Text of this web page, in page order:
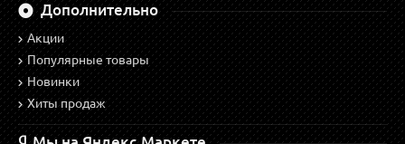
Дополнительно
Акции
Популярные товары
Новинки
Хиты продаж